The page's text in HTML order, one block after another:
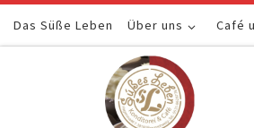
Zum Inhalt springen
Das Süße Leben Über uns Café